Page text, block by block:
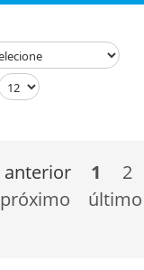
anterior 1 2
próximo
último